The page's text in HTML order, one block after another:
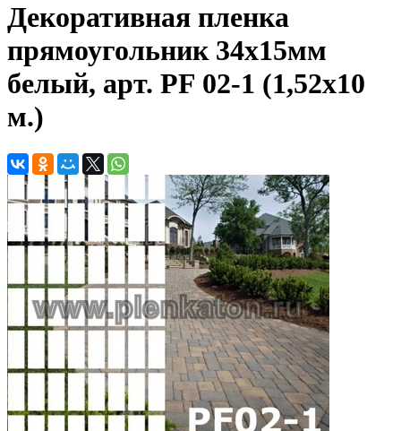
Декоративная пленка
прямоугольник 34х15мм
белый, арт. PF 02-1 (1,52х10
м.)